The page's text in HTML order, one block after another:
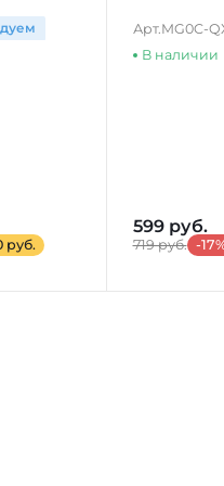
руб.
Арт.MG0C-
В наличии
599 руб.
719 руб. -